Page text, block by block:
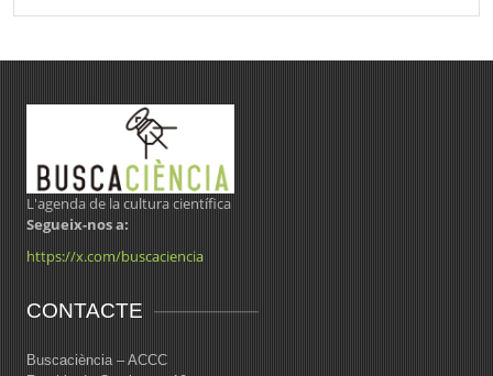
L'agenda de la cultura científica
Segueix-nos a:
https://x.com/buscaciencia
CONTACTE
Buscaciència – ACCC